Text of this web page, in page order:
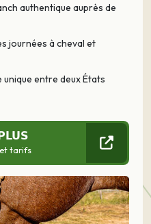
authentique auprès de
journées à cheval et
entre deux États
tarifs